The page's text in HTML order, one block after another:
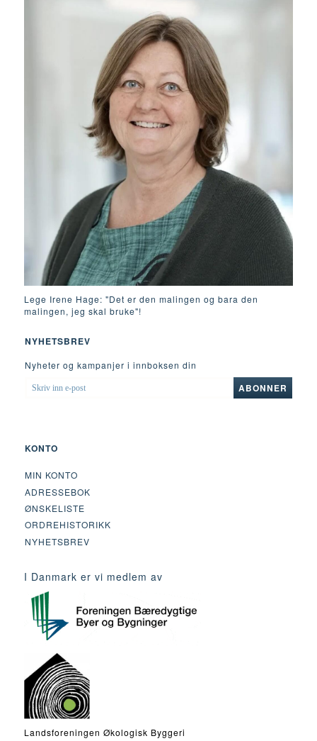
Lege Irene Hage: "Det er den malingen og bara den
malingen, jeg skal bruke"!
NYHETSBREV
Nyheter og kampanjer i innboksen din
SKRIV
INN
ABONNER
KONTO
MIN KONTO
ADRESSEBOK
ØNSKELISTE
ORDREHISTORIKK
NYHETSBREV
I Danmark er vi medlem av
Landsforeningen Økologisk Byggeri